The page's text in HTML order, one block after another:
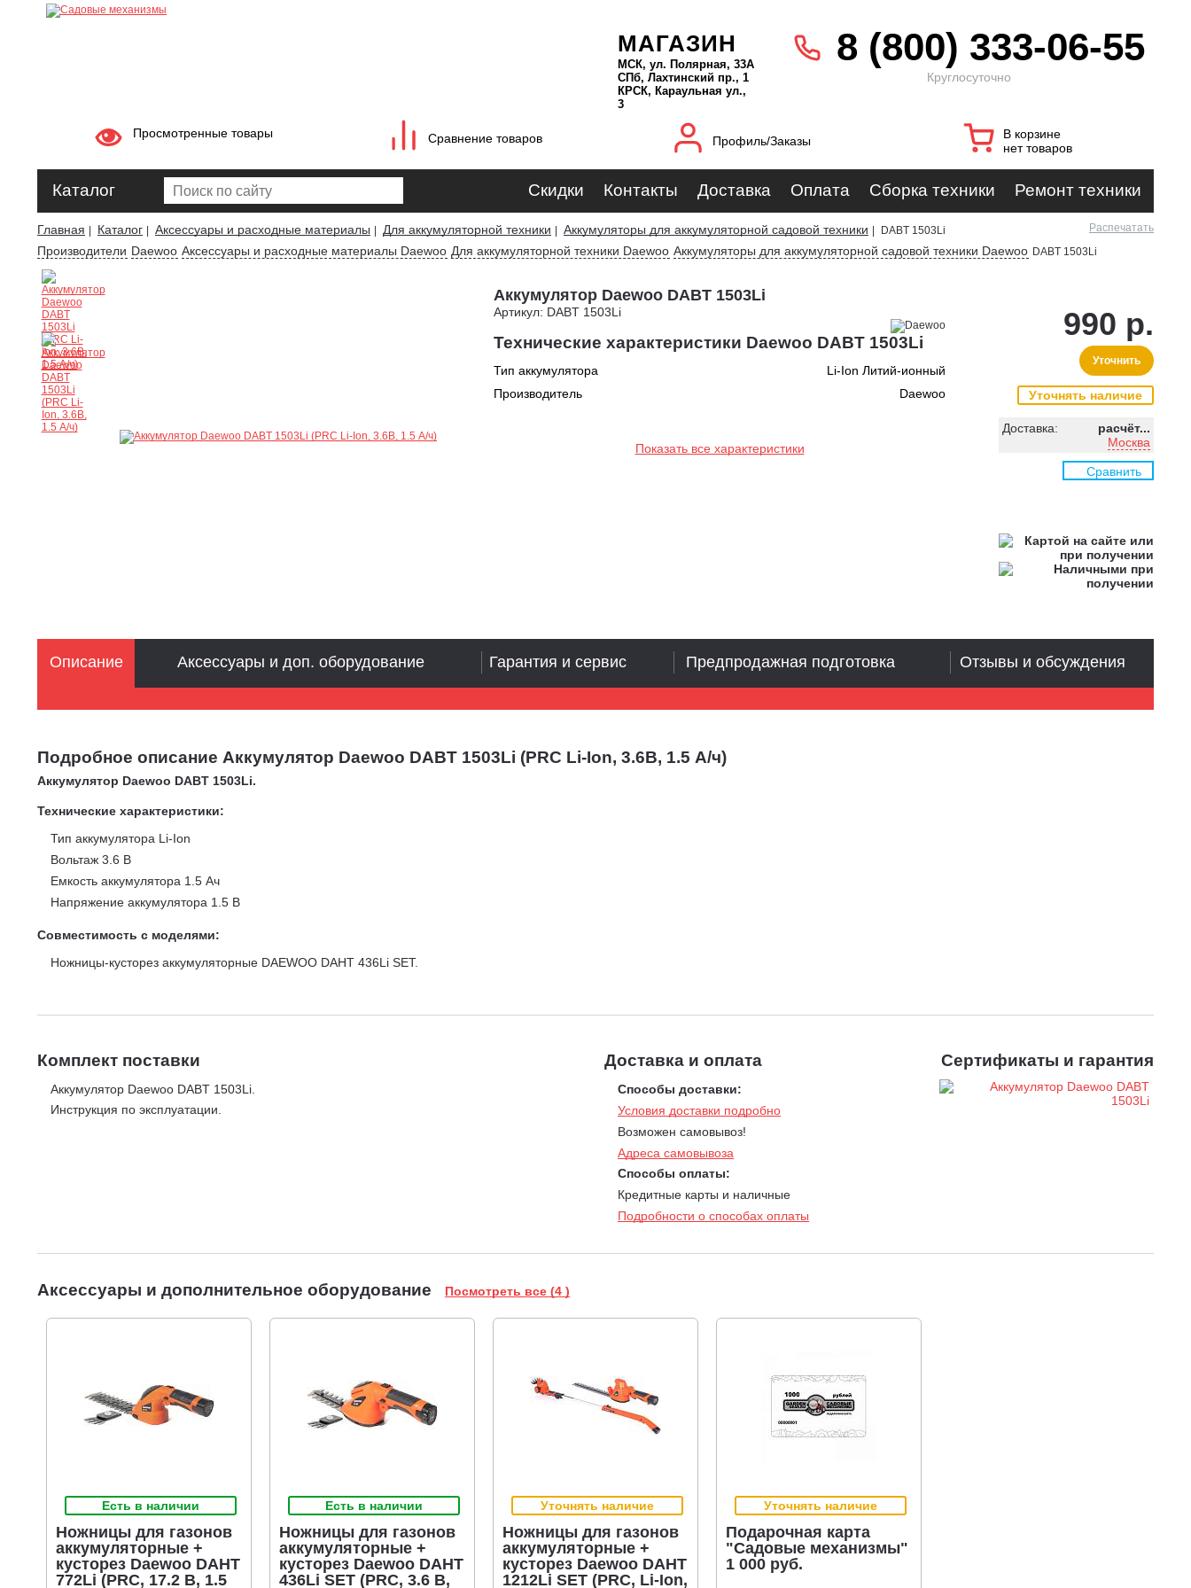
МАГАЗИН
МСК, ул. Полярная, 33А
СПб, Лахтинский пр., 1
КРСК, Караульная ул.,
3
8 (800) 333-06-55
Круглосуточно
Просмотренные товары Сравнение товаров Профиль/Заказы
В корзине
нет товаров
Каталог Скидки Контакты Доставка Оплата Сборка техники Ремонт техники
Главная Каталог Аксессуары и расходные материалы Для аккумуляторной техники Аккумуляторы для аккумуляторной садовой техники DABT 1503Li Распечатать
Производители Daewoo Аксессуары и расходные материалы Daewoo Для аккумуляторной техники Daewoo Аккумуляторы для аккумуляторной садовой техники Daewoo DABT 1503Li
Аккумулятор Daewoo DABT 1503Li
Артикул: DABT 1503Li
Технические характеристики Daewoo DABT 1503Li
Тип аккумулятора
Li-Ion Литий-ионный
Производитель
Daewoo
Показать все характеристики
990 р.
Уточнить
Уточнять наличие
Доставка:
расчёт...
Москва
Сравнить
Подробное описание Аккумулятор Daewoo DABT 1503Li (PRC Li-Ion, 3.6В, 1.5 А/ч)
Аккумулятор Daewoo DABT 1503Li.
Технические характеристики:
Тип аккумулятора Li-Ion
Вольтаж 3.6 В
Емкость аккумулятора 1.5 Ач
Напряжение аккумулятора 1.5 В
Совместимость с моделями:
Ножницы-кусторез аккумуляторные DAEWOO DAHT 436Li SET.
Комплект поставки
Аккумулятор Daewoo DABT 1503Li.
Инструкция по эксплуатации.
Доставка и оплата
Способы доставки:
Условия доставки подробно
Возможен самовывоз!
Адреса самовывоза
Способы оплаты:
Кредитные карты и наличные
Подробности о способах оплаты
Сертификаты и гарантия
Аксессуары и дополнительное оборудование Посмотреть все (4 )
Есть в наличии
Ножницы для газонов
аккумуляторные +
кусторез Daewoo DAHT
772Li (PRC, 17.2 В, 1.5
Есть в наличии
Ножницы для газонов
аккумуляторные +
кусторез Daewoo DAHT
436Li SET (PRC, 3.6 В,
Уточнять наличие
Ножницы для газонов
аккумуляторные +
кусторез Daewoo DAHT
1212Li SET (PRC, Li-Ion,
Уточнять наличие
Подарочная карта
"Садовые механизмы"
1 000 руб.
Описание Аксессуары и доп. оборудование Гарантия и сервис Предпродажная подготовка Отзывы и обсуждения